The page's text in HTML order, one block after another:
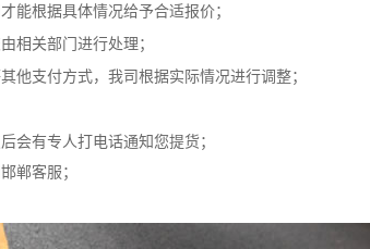
能根据具体情况给予合适报价；
相关部门进行处理；
他支付方式，我司根据实际情况进行调整；
会有专人打电话通知您提货；
郸客服；